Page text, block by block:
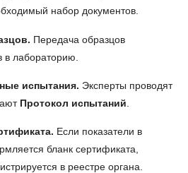
набор документов.
Передача образцов
в лабораторию.
испытания. Эксперты проводят
Протокол испытаний
Если показатели в
бланк сертификата,
в реестре органа.